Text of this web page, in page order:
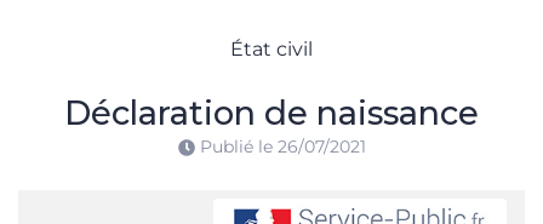
État civil
Déclaration de naissance
Publié le 26/07/2021